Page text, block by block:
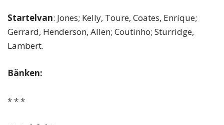
Startelvan: Jones; Kelly, Toure, Coates, Enrique;
Gerrard, Henderson, Allen; Coutinho; Sturridge,
Lambert.
Bänken:
* * *